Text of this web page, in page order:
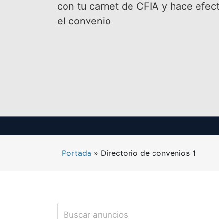
con tu carnet de CFIA y hace
el convenio
Portada » Directorio de convenios 1